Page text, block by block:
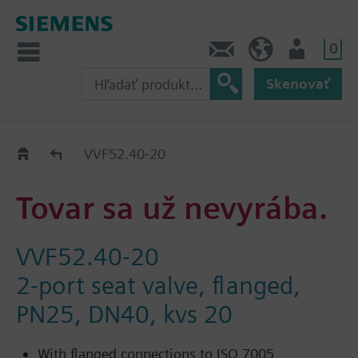
0
Skenovať
Old2NewVVF52.40-20
Tovar sa už nevyrába.
VVF52.40-20
2-port seat valve, flanged,
PN25, DN40, kvs 20
With flanged connections to ISO 7005